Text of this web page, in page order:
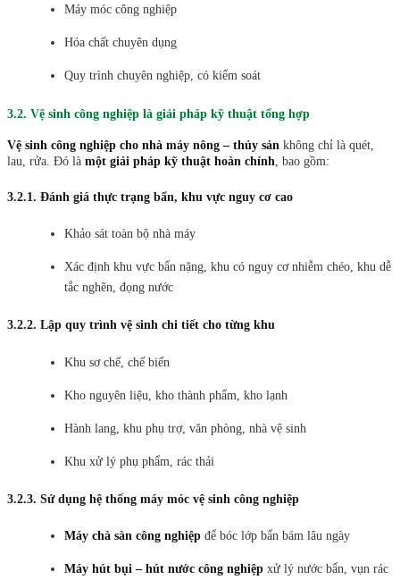
Máy móc công nghiệp
Hóa chất chuyên dụng
Quy trình chuyên nghiệp, có kiểm soát
3.2. Vệ sinh công nghiệp là giải pháp kỹ thuật tổng hợp
Vệ sinh công nghiệp cho nhà máy nông – thủy sản không chỉ là quét,
lau, rửa. Đó là một giải pháp kỹ thuật hoàn chỉnh, bao gồm:
3.2.1. Đánh giá thực trạng bẩn, khu vực nguy cơ cao
Khảo sát toàn bộ nhà máy
Xác định khu vực bẩn nặng, khu có nguy cơ nhiễm chéo, khu dễ
tắc nghẽn, đọng nước
3.2.2. Lập quy trình vệ sinh chi tiết cho từng khu
Khu sơ chế, chế biến
Kho nguyên liệu, kho thành phẩm, kho lạnh
Hành lang, khu phụ trợ, văn phòng, nhà vệ sinh
Khu xử lý phụ phẩm, rác thải
3.2.3. Sử dụng hệ thống máy móc vệ sinh công nghiệp
Máy chà sàn công nghiệp để bóc lớp bẩn bám lâu ngày
Máy hút bụi – hút nước công nghiệp xử lý nước bẩn, vụn rác